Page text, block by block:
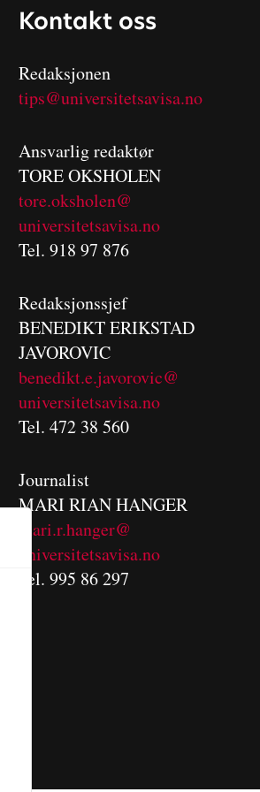
Kontakt oss
Redaksjonen
tips@universitetsavisa.no
Ansvarlig redaktør
TORE OKSHOLEN
tore.oksholen@
universitetsavisa.no
Tel. 918 97 876
Redaksjonssjef
BENEDIKTERIKSTAD
JAVOROVIC
benedikt.e.javorovic@
universitetsavisa.no
Tel. 472 38 560
Journalist
MARI RIAN HANGER
mari.r.hanger@
universitetsavisa.no
Tel. 995 86 297